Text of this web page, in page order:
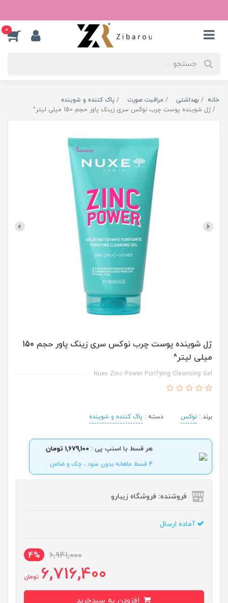
0
خانه بهداشتی مراقبت صورت
پاک کننده و شوینده
ژل شوینده پوست چرب نوکس سری زینک پاور حجم 150 میلی لیتر^
ژل شوینده پوست چرب نوکس سری زینک پاور حجم 150
میلی لیتر^
Nuxe Zinc Power Purifying Cleansing Gel
برند : نوکس دسته : پاک کننده و شوینده
هر قسط با اسنپ پی : 1,679,100 تومان
4 قسط ماهانه بدون سود ، چک و ضامن .
فروشنده: فروشگاه زیبارو
آماده ارسال
6,941,000
4%
6,716,400 تومان